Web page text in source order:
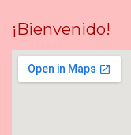
¡Bienvenido!